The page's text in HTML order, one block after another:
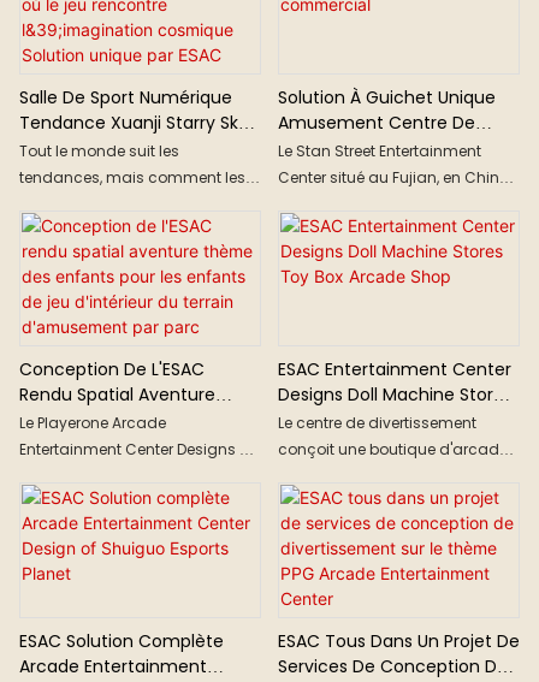
Salle De Sport Numérique
Tendance Xuanji Starry Sky :
Où Le Jeu Rencontre
L&39;imagination Cosmique
Tout le monde suit les
tendances, mais comment les
Cette étude de cas explore
« Fancy Starry Sky », une salle
d&39;arcade sur le thème de
l&39;espace conçue par
Elephant Sculpture Art Co.
(ESAC), alliant jouets tendance
et narration immersive.
Solution À Guichet Unique
Amusement Centre De
Thème Commercial
Le Stan Street Entertainment
Center situé au Fujian, en Chine,
couvre une zone de 1800 mètres
carrés, et son concept de
conception est: Prenez l'état de la
Conception De L'ESAC
Rendu Spatial Aventure
Thème Des Enfants Pour Les
Enfants De Jeu D'intérieur
Par Parc D'arcade De Jeu De
Jeu De Joueur De Joueur
Le Playerone Arcade
Entertainment Center Designs est
， et le centre de divertissement
couvre une superficie de 3000
mètres carrés
ESAC Entertainment Center
Designs Doll Machine Stores
Toy Box Arcade Shop
Le centre de divertissement
conçoit une boutique d'arcade
Canada et couvre une superficie
de 300 mètres carrés
ESAC Solution Complète
Arcade Entertainment
ESAC Tous Dans Un Projet De
Services De Conception De